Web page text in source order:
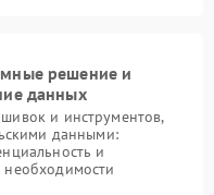
решение и
данных
и инструментов,
данными:
и